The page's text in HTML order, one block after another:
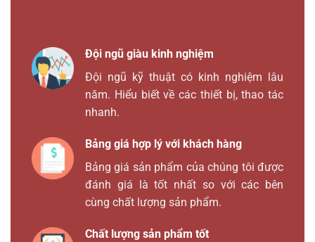
Đội ngũ giàu kinh nghiệm
Đội ngũ kỹ thuật có kinh nghiệm lâu
năm. Hiểu biết về các thiết bị, thao tác
nhanh.
Bảng giá hợp lý với khách hàng
Bảng giá sản phẩm của chúng tôi được
đánh giá là tốt nhất so với các bên
cùng chất lượng sản phẩm.
Chất lượng sản phẩm tốt